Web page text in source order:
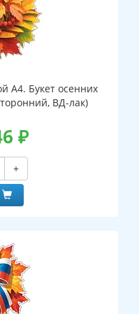
А4. Букет осенних
ВД-лак)
₽
+